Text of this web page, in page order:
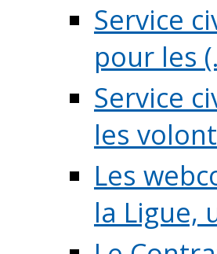
Service
pour les
Service
les
Les
la Ligue,